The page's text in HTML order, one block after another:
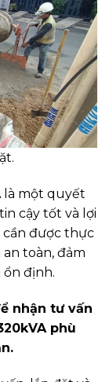
là một quyết
cậy tốt và lợi
cần được thực
toàn, đảm
định.
nhận tư vấn
phù